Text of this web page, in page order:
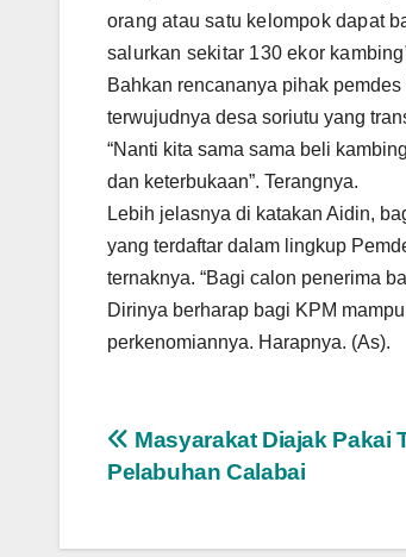
orang atau satu kelompok dapat
salurkan sekitar 130 ekor
Bahkan rencananya pihak
terwujudnya desa soriutu yang
“Nanti kita sama sama beli
dan keterbukaan”. Terangnya.
Lebih jelasnya di katakan Aidin,
yang terdaftar dalam lingkup
ternaknya. “Bagi calon penerima
Dirinya berharap bagi KPM
perkenomiannya. Harapnya. (As).
Navigasi
Masyarakat Diajak Pakai
Pelabuhan Calabai